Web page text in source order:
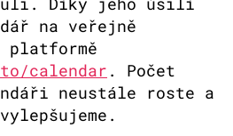
na veřejně
platformě
calendar . Počet
neustále roste a